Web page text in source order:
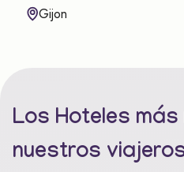
Gijon
Los Hoteles
nuestros